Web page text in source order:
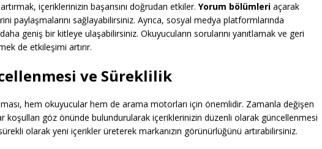
içeriklerinizin başarısını doğrudan etkiler. Yorum bölümleri açarak
paylaşmalarını sağlayabilirsiniz. Ayrıca, sosyal medya platformlarında
geniş bir kitleye ulaşabilirsiniz. Okuyucuların sorularını yanıtlamak ve geri
de etkileşimi artırır.
ve Süreklilik
hem okuyucular hem de arama motorları için önemlidir. Zamanla değişen
koşulları göz önünde bulundurularak içeriklerinizin düzenli olarak güncellenmesi
olarak yeni içerikler üreterek markanızın görünürlüğünü artırabilirsiniz.